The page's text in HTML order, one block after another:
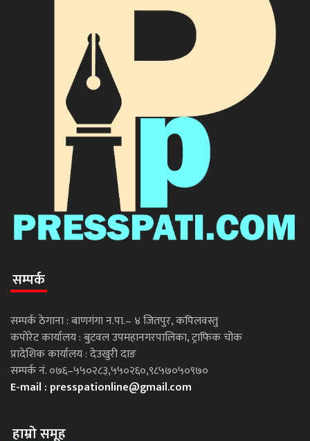
सम्पर्क
सम्पर्क ठेगाना : बाणगंगा न.पा.– ४ जितपुर, कपिलवस्तु
कपोरेट कार्यालय : बुटवल उपमहानगरपालिका, ट्राफिक चोक
प्रादेशिक कार्यालय : देउखुरी दाङ
सम्पर्क नं. ०७६–५५०२८३,५५०२६०,९८५७०५०९७०
E-mail : presspationline@gmail.com
हाम्रो समूह